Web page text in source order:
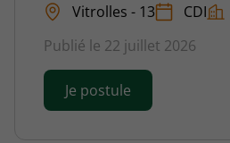
Vitrolles - 13 CDI
Publié le 22 juillet 2026
Je postule